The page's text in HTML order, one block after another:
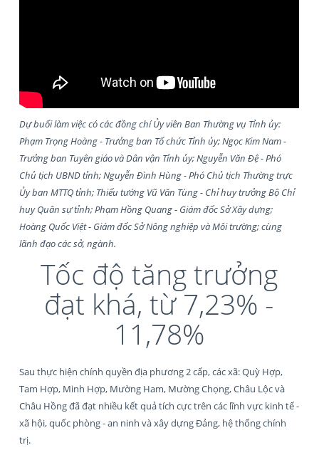
Dự buổi làm việc có các đồng chí Ủy viên Ban Thường vụ Tỉnh ủy:
Phạm Trọng Hoàng - Trưởng ban Tổ chức Tỉnh ủy; Ngọc Kim Nam -
Trưởng ban Tuyên giáo và Dân vận Tỉnh ủy; Nguyễn Văn Đệ - Phó
Chủ tịch UBND tỉnh; Nguyễn Đình Hùng - Phó Chủ tịch Thường trực
Ủy ban MTTQ tỉnh; Thiếu tướng Vũ Văn Tùng - Chỉ huy trưởng Bộ Chỉ
huy Quân sự tỉnh; Phạm Hồng Quang - Giám đốc Sở Xây dựng;
Hoàng Quốc Việt - Giám đốc Sở Nông nghiệp và Môi trường; cùng
lãnh đạo các sở, ngành.
Tốc độ tăng trưởng
đạt khá, từ 7,23% -
11,78%
Sau thực hiện chính quyền địa phương 2 cấp, các xã: Quỳ Hợp,
Tam Hợp, Minh Hợp, Mường Ham, Mường Chọng, Châu Lộc và
Châu Hồng đã đạt nhiều kết quả tích cực trên các lĩnh vực kinh tế -
xã hội, quốc phòng - an ninh và xây dựng Đảng, hệ thống chính
trị.